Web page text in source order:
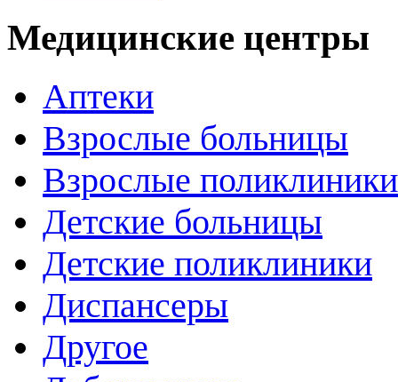
Медицинские центры
Аптеки
Взрослые больницы
Взрослые поликлиники
Детские больницы
Детские поликлиники
Диспансеры
Другое